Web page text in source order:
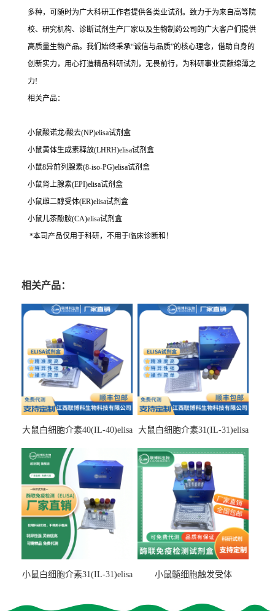
多种，可随时为广大科研工作者提供各类业试剂。致力于为来自高等院
校、研究机构、诊断试剂生产厂家以及生物制药公司的广大客户们提供
高质量生物产品。我们始终秉承“诚信与品质”的核心理念，借助自身的
创新实力，用心打造精品科研试剂，无畏前行，为科研事业贡献绵薄之
力!
相关产品：
小鼠酸诺龙/酸去(NP)elisa试剂盒
小鼠黄体生成素释放(LHRH)elisa试剂盒
小鼠8异前列腺素(8-iso-PG)elisa试剂盒
小鼠肾上腺素(EPI)elisa试剂盒
小鼠雌二醇受体(ER)elisa试剂盒
小鼠儿茶酚胺(CA)elisa试剂盒
*本司产品仅用于科研，不用于临床诊断和！
相关产品：
大鼠白细胞介素40(IL-40)elisa
大鼠白细胞介素31(IL-31)elisa
小鼠白细胞介素31(IL-31)elisa
小鼠髓细胞触发受体